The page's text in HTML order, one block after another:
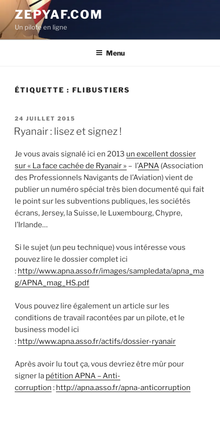
contenu
principal
ZEPYAF.COM
Un pilote en ligne
Menu
ÉTIQUETTE : FLIBUSTIERS
PUBLIÉ
LE
24 JUILLET 2015
Ryanair : lisez et signez !
Je vous avais signalé ici en 2013 un excellent dossier
sur « La face cachée de Ryanair » – l’APNA (Association
des Professionnels Navigants de l’Aviation) vient de
publier un numéro spécial très bien documenté qui fait
le point sur les subventions publiques, les sociétés
écrans, Jersey, la Suisse, le Luxembourg, Chypre,
l’Irlande…
Si le sujet (un peu technique) vous intéresse vous
pouvez lire le dossier complet ici
: http://www.apna.asso.fr/images/sampledata/apna_ma
g/APNA_mag_HS.pdf
Vous pouvez lire également un article sur les
conditions de travail racontées par un pilote, et le
business model ici
: http://www.apna.asso.fr/actifs/dossier-ryanair
Après avoir lu tout ça, vous devriez être mûr pour
signer la pétition APNA – Anti-
corruption : http://apna.asso.fr/apna-anticorruption